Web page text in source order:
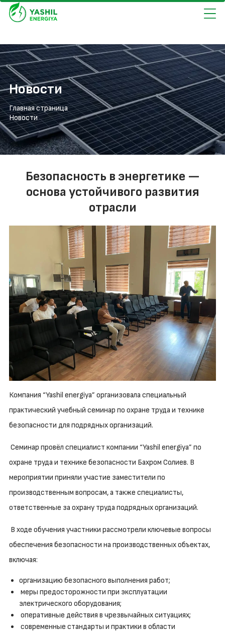
Новости
Главная страница
Новости
Безопасность в энергетике —
основа устойчивого развития
отрасли
Компания “Yashil energiya” организовала специальный
практический учебный семинар по охране труда и технике
безопасности для подрядных организаций.
Семинар провёл специалист компании “Yashil energiya” по
охране труда и технике безопасности Бахром Солиев. В
мероприятии приняли участие заместители по
производственным вопросам, а также специалисты,
ответственные за охрану труда подрядных организаций.
В ходе обучения участники рассмотрели ключевые вопросы
обеспечения безопасности на производственных объектах,
включая:
организацию безопасного выполнения работ;
меры предосторожности при эксплуатации
электрического оборудования;
оперативные действия в чрезвычайных ситуациях;
современные стандарты и практики в области